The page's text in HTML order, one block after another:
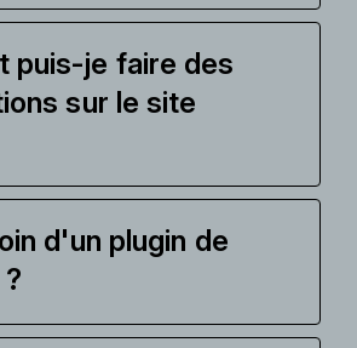
puis-je faire des
sur le site
d'un plugin de